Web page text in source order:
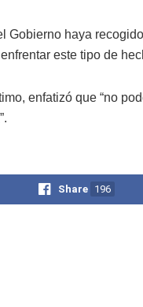
Gobierno haya
este tipo de
enfatizó que “no
Share 196